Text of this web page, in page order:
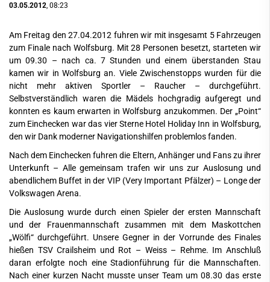
03.05.2012 , 08:23
Am Freitag den 27.04.2012 fuhren wir mit insgesamt 5 Fahrzeugen
zum Finale nach Wolfsburg. Mit 28 Personen besetzt, starteten wir
um 09.30 – nach ca. 7 Stunden und einem überstanden Stau
kamen wir in Wolfsburg an. Viele Zwischenstopps wurden für die
nicht mehr aktiven Sportler – Raucher – durchgeführt.
Selbstverständlich waren die Mädels hochgradig aufgeregt und
konnten es kaum erwarten in Wolfsburg anzukommen. Der „Point“
zum Einchecken war das vier Sterne Hotel Holiday Inn in Wolfsburg,
den wir Dank moderner Navigationshilfen problemlos fanden.
Nach dem Einchecken fuhren die Eltern, Anhänger und Fans zu ihrer
Unterkunft – Alle gemeinsam trafen wir uns zur Auslosung und
abendlichem Buffet in der VIP (Very Important Pfälzer) – Longe der
Volkswagen Arena.
Die Auslosung wurde durch einen Spieler der ersten Mannschaft
und der Frauenmannschaft zusammen mit dem Maskottchen
„Wölfi“ durchgeführt. Unsere Gegner in der Vorrunde des Finales
hießen TSV Crailsheim und Rot – Weiss – Rehme. Im Anschluß
daran erfolgte noch eine Stadionführung für die Mannschaften.
Nach einer kurzen Nacht musste unser Team um 08.30 das erste